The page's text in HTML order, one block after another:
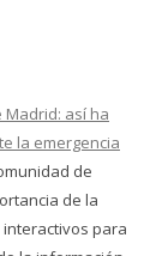
así ha
la emergencia
de
de la
para